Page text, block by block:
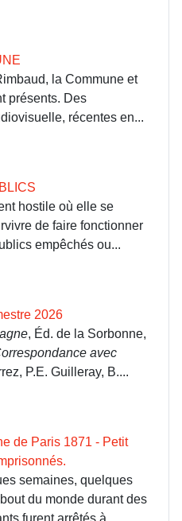
la Commune et
présents. Des
récentes en...
hostile où elle se
de faire fonctionner
empêchés ou...
2026
, Éd. de la Sorbonne,
avec
P.E. Guilleray, B....
de Paris 1871 - Petit
semaines, quelques
du monde durant des
furent arrêtés à...